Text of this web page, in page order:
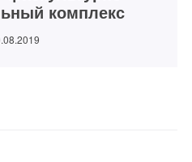
комплекс